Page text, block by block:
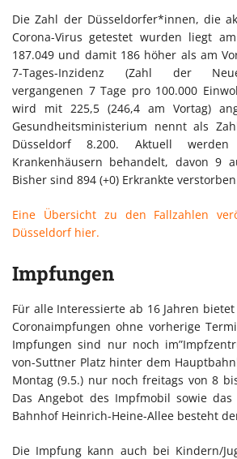
Die Zahl der Düsseldorfer*innen, die
Corona-Virus getestet wurden liegt
187.049 und damit 186 höher als am
7-Tages-Inzidenz (Zahl der
vergangenen 7 Tage pro 100.000
wird mit 225,5 (246,4 am Vortag)
Gesundheitsministerium nennt als
Düsseldorf 8.200. Aktuell
Krankenhäusern behandelt, davon 9
Bisher sind 894 (+0) Erkrankte
Eine Übersicht zu den Fallzahlen
Düsseldorf hier.
Impfungen
Für alle Interessierte ab 16 Jahren
Coronaimpfungen ohne vorherige
Impfungen sind nur noch
von-Suttner Platz hinter dem
Montag (9.5.) nur noch freitags von 8
Das Angebot des Impfmobil sowie
Bahnhof Heinrich-Heine-Allee besteht
Die Impfung kann auch bei Kindern/